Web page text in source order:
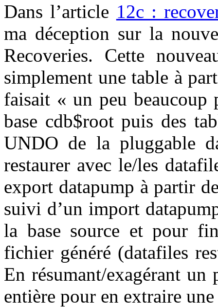
Dans l’article 12c :
ma déception sur la
Recoveries. Cette
simplement une table à
faisait « un peu
base cdb$root puis des
UNDO de la pluggable
restaurer avec le/les
export datapump à partir
suivi d’un import
la base source et pour
fichier généré (datafiles
En résumant/exagérant un
entière pour en extraire